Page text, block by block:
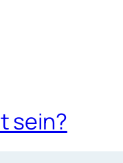
sein?